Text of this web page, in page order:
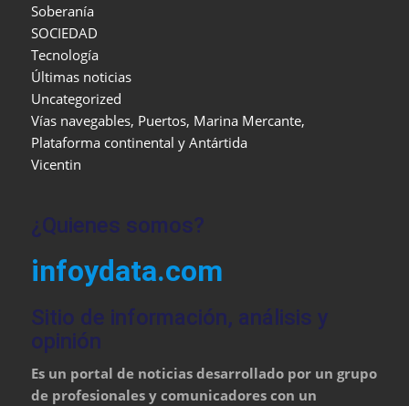
Soberanía
SOCIEDAD
Tecnología
Últimas noticias
Uncategorized
Vías navegables, Puertos, Marina Mercante,
Plataforma continental y Antártida
Vicentin
¿Quienes somos?
infoydata.com
Sitio de información, análisis y
opinión
Es un portal de noticias desarrollado por un grupo
de profesionales y comunicadores con un